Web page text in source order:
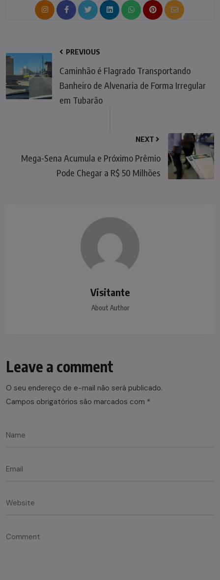
PREVIOUS
Caminhão é Flagrado Transportando
Banheiro de Alvenaria de Forma Irregular
em Tubarão
NEXT
Mega-Sena Acumula e Próximo Prêmio
Pode Chegar a R$ 50 Milhões
Visitante
About Author
Leave a comment
O seu endereço de e-mail não será publicado.
Campos obrigatórios são marcados com *